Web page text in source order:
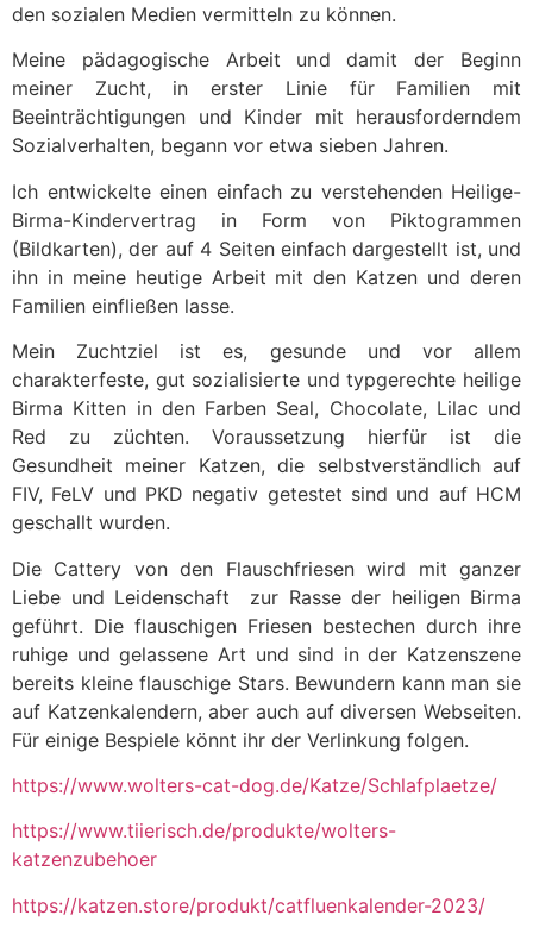
den sozialen Medien vermitteln zu können.
Meine pädagogische Arbeit und damit der Beginn
meiner Zucht, in erster Linie für Familien mit
Beeinträchtigungen und Kinder mit herausforderndem
Sozialverhalten, begann vor etwa sieben Jahren.
Ich entwickelte einen einfach zu verstehenden Heilige-
Birma-Kindervertrag in Form von Piktogrammen
(Bildkarten), der auf 4 Seiten einfach dargestellt ist, und
ihn in meine heutige Arbeit mit den Katzen und deren
Familien einfließen lasse.
Mein Zuchtziel ist es, gesunde und vor allem
charakterfeste, gut sozialisierte und typgerechte heilige
Birma Kitten in den Farben Seal, Chocolate, Lilac und
Red zu züchten. Voraussetzung hierfür ist die
Gesundheit meiner Katzen, die selbstverständlich auf
FIV, FeLV und PKD negativ getestet sind und auf HCM
geschallt wurden.
Die Cattery von den Flauschfriesen wird mit ganzer
Liebe und Leidenschaft zur Rasse der heiligen Birma
geführt. Die flauschigen Friesen bestechen durch ihre
ruhige und gelassene Art und sind in der Katzenszene
bereits kleine flauschige Stars. Bewundern kann man sie
auf Katzenkalendern, aber auch auf diversen Webseiten.
Für einige Bespiele könnt ihr der Verlinkung folgen.
https://www.wolters-cat-dog.de/Katze/Schlafplaetze/
https://www.tiierisch.de/produkte/wolters-
katzenzubehoer
https://katzen.store/produkt/catfluenkalender-2023/